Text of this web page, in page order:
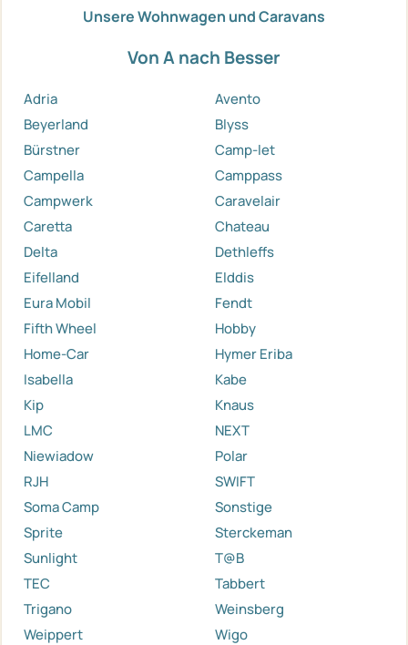
Unsere Wohnwagen und Caravans
Von A nach Besser
Adria
Avento
Beyerland
Blyss
Bürstner
Camp-let
Campella
Camppass
Campwerk
Caravelair
Caretta
Chateau
Delta
Dethleffs
Eifelland
Elddis
Eura Mobil
Fendt
Fifth Wheel
Hobby
Home-Car
Hymer Eriba
Isabella
Kabe
Kip
Knaus
LMC
NEXT
Niewiadow
Polar
RJH
SWIFT
Soma Camp
Sonstige
Sprite
Sterckeman
Sunlight
T@B
TEC
Tabbert
Trigano
Weinsberg
Weippert
Wigo